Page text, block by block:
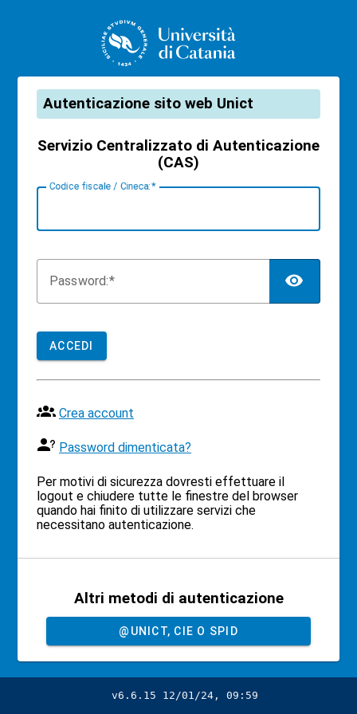
CAS
Autenticazione sito web Unict
Servizio Centralizzato di Autenticazione
(CAS)
Codice fiscale / Cineca:
Password:
ACCEDI
Crea account
Password dimenticata?
Per motivi di sicurezza dovresti effettuare il
logout e chiudere tutte le finestre del browser
quando hai finito di utilizzare servizi che
necessitano autenticazione.
Altri metodi di autenticazione
@UNICT, CIE O SPID
v6.6.15 12/01/24, 09:59